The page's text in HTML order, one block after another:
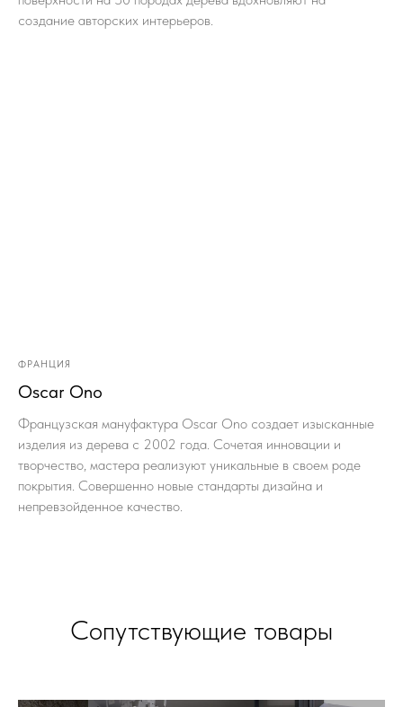
создание авторских интерьеров.
ФРАНЦИЯ
Oscar Ono
Французская мануфактура Oscar Ono создает изысканные
изделия из дерева с 2002 года. Сочетая инновации и
творчество, мастера реализуют уникальные в своем роде
покрытия. Совершенно новые стандарты дизайна и
непревзойденное качество.
Сопутствующие товары